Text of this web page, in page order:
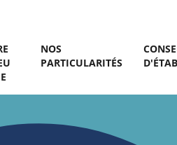
NOS
PARTICULARITÉS